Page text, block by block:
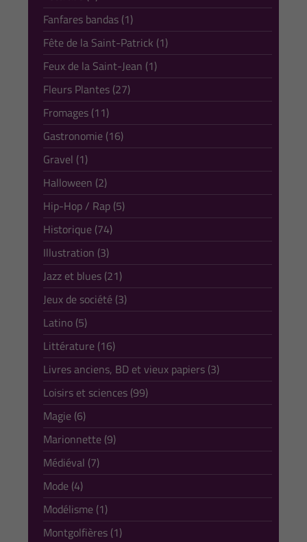
Fanfares bandas (1)
Fête de la Saint-Patrick (1)
Feux de la Saint-Jean (1)
Fleurs Plantes (27)
Fromages (11)
Gastronomie (16)
Gravel (1)
Halloween (2)
Hip-Hop / Rap (5)
Historique (74)
Illustration (3)
Jazz et blues (21)
Jeux de société (3)
Latino (5)
Littérature (16)
Livres anciens, BD et vieux papiers (3)
Loisirs et sciences (99)
Magie (6)
Marionnette (9)
Médiéval (7)
Mode (4)
Modélisme (1)
Montgolfières (1)